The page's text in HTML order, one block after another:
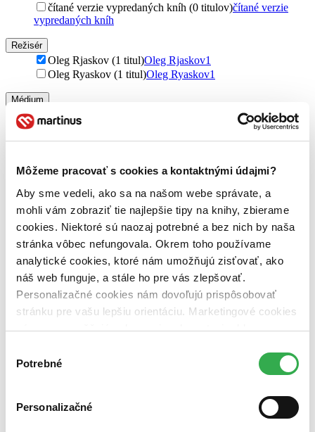
Môžeme pracovať s cookies a kontaktnými údajmi?
Aby sme vedeli, ako sa na našom webe správate, a
mohli vám zobraziť tie najlepšie tipy na knihy, zbierame
cookies. Niektoré sú naozaj potrebné a bez nich by naša
stránka vôbec nefungovala. Okrem toho používame
analytické cookies, ktoré nám umožňujú zisťovať, ako
náš web funguje, a stále ho pre vás zlepšovať.
Personalizačné cookies nám dovoľujú prispôsobovať
stránku pre vašu lepšiu orientáciu. Marketingové cookies
nám zas umožňujú zobrazenie relevantnej reklamy.
nám pomohlo, keby sme mohli používať všetky tieto
súhlasu
Potrebné
Personalizačné
čítané verzie vypredaných kníh (0 titulov)čítané verzie
vypredaných kníh
Režisér
Oleg Rjaskov (1 titul)Oleg Rjaskov1
Oleg Ryaskov (1 titul)Oleg Ryaskov1
Médium
DVD (1 titul)
Vydavateľstvo
Zoradiť
Bestsellery
Top hodnotené
Novinky
Najdrahšie
dostupné
Režisér Oleg Rjaskov